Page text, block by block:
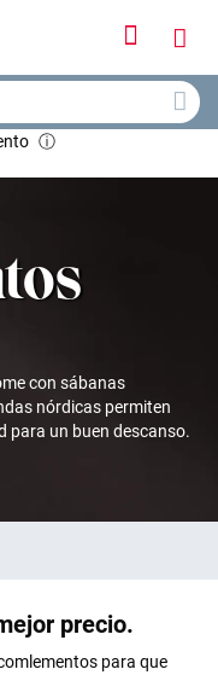
Iniciar
ⓘ
con sábanas
nórdicas permiten
para un buen descanso.
precio.
para que